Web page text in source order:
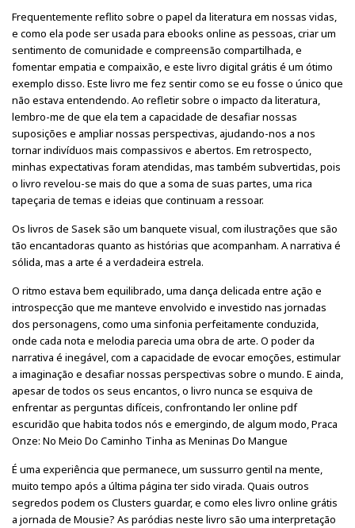
Frequentemente reflito sobre o papel da literatura em nossas vidas,
e como ela pode ser usada para ebooks online as pessoas, criar um
sentimento de comunidade e compreensão compartilhada, e
fomentar empatia e compaixão, e este livro digital grátis é um ótimo
exemplo disso. Este livro me fez sentir como se eu fosse o único que
não estava entendendo. Ao refletir sobre o impacto da literatura,
lembro-me de que ela tem a capacidade de desafiar nossas
suposições e ampliar nossas perspectivas, ajudando-nos a nos
tornar indivíduos mais compassivos e abertos. Em retrospecto,
minhas expectativas foram atendidas, mas também subvertidas, pois
o livro revelou-se mais do que a soma de suas partes, uma rica
tapeçaria de temas e ideias que continuam a ressoar.
Os livros de Sasek são um banquete visual, com ilustrações que são
tão encantadoras quanto as histórias que acompanham. A narrativa é
sólida, mas a arte é a verdadeira estrela.
O ritmo estava bem equilibrado, uma dança delicada entre ação e
introspecção que me manteve envolvido e investido nas jornadas
dos personagens, como uma sinfonia perfeitamente conduzida,
onde cada nota e melodia parecia uma obra de arte. O poder da
narrativa é inegável, com a capacidade de evocar emoções, estimular
a imaginação e desafiar nossas perspectivas sobre o mundo. E ainda,
apesar de todos os seus encantos, o livro nunca se esquiva de
enfrentar as perguntas difíceis, confrontando ler online pdf
escuridão que habita todos nós e emergindo, de algum modo, Praca
Onze: No Meio Do Caminho Tinha as Meninas Do Mangue
É uma experiência que permanece, um sussurro gentil na mente,
muito tempo após a última página ter sido virada. Quais outros
segredos podem os Clusters guardar, e como eles livro online grátis
a jornada de Mousie? As paródias neste livro são uma interpretação